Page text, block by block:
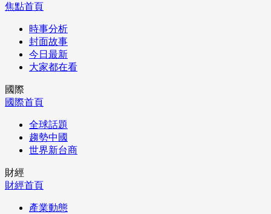
焦點首頁
時事分析
封面故事
今日最新
大家都在看
國際
國際首頁
全球話題
趨勢中國
世界新台商
財經
財經首頁
產業動態